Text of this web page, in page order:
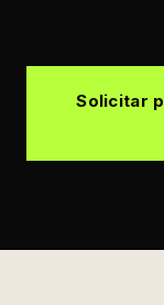
Solicitar